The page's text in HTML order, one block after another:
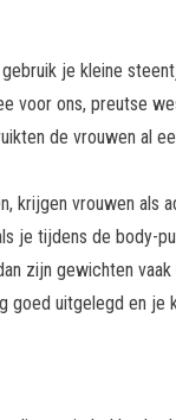
je kleine
voor ons, preutse
de vrouwen al
vrouwen als
je tijdens de body-
zijn gewichten
goed uitgelegd en